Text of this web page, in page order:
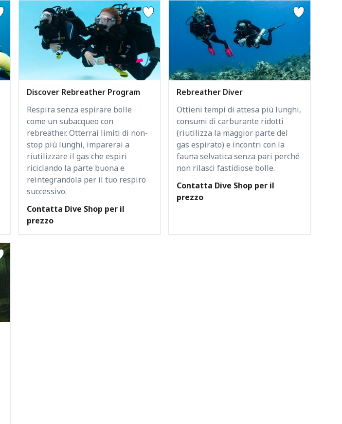
Discover Rebreather Program
Respira senza espirare bolle
come un subacqueo con
rebreather. Otterrai limiti di non-
stop più lunghi, imparerai a
riutilizzare il gas che espiri
riciclando la parte buona e
reintegrandola per il tuo respiro
successivo.
Contatta Dive Shop per il
prezzo
Rebreather Diver
Ottieni tempi di attesa più lunghi,
consumi di carburante ridotti
(riutilizza la maggior parte del
gas espirato) e incontri con la
fauna selvatica senza pari perché
non rilasci fastidiose bolle.
Contatta Dive Shop per il
prezzo